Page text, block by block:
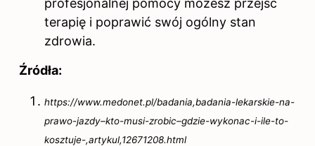
profesjonalnej pomocy możesz przejść
terapię i poprawić swój ogólny stan
zdrowia.
Źródła:
https://www.medonet.pl/badania,badania-lekarskie-na-
prawo-jazdy–kto-musi-zrobic–gdzie-wykonac-i-ile-to-
kosztuje-,artykul,12671208.html